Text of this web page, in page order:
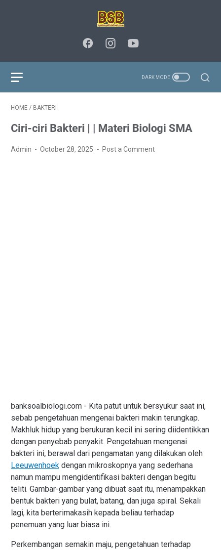
HOME / BAKTERI
Ciri-ciri Bakteri | | Materi Biologi SMA
Admin October 28, 2025 Post a Comment
banksoalbiologi.com - Kita patut untuk bersyukur saat ini,
sebab pengetahuan mengenai bakteri makin terungkap.
Makhluk hidup yang berukuran kecil ini sering diidentikkan
dengan penyebab penyakit. Pengetahuan mengenai
bakteri ini, berawal dari pengamatan yang dilakukan oleh
Leeuwenhoek dengan mikroskopnya yang sederhana
namun mampu mengidentifikasi bakteri dengan begitu
teliti. Gambar-gambar yang dibuat saat itu, menampakkan
bentuk bakteri yang bulat, batang, dan juga spiral. Sekali
lagi, kita berterimakasih kepada beliau terhadap
penemuan yang luar biasa ini.
Perkembangan semakin maju, pengetahuan terhadap